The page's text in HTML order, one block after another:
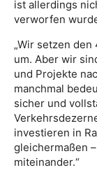
ist allerdings
verworfen
„Wir setzen
um. Aber wir
und Projekte
manchmal
sicher und
investieren in
gleichermaßen
miteinander.“